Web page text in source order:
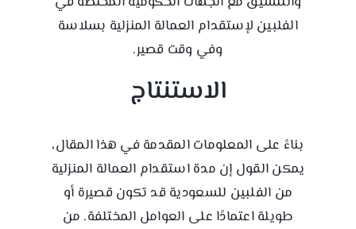
الفلبين لإستقدام العمالة المنزلية بسلاسة
وفي وقت قصير.
الاستنتاج
بناءً على المعلومات المقدمة في هذا المقال،
يمكن القول إن مدة استقدام العمالة المنزلية
من الفلبين للسعودية قد تكون قصيرة أو
طويلة اعتمادًا على العوامل المختلفة. من